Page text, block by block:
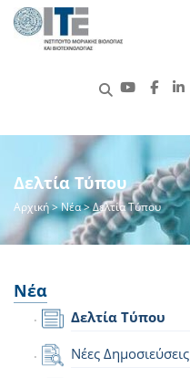
Δελτία Τύπου
Αρχική>Νέα> Δελτία Τύπου
Νέα
Δελτία Τύπου
Νέες Δημοσιεύσεις